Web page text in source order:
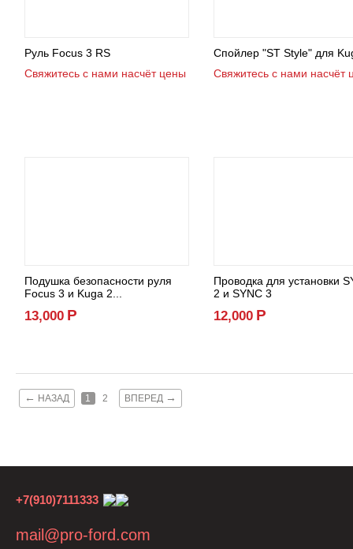
Руль Focus 3 RS
Свяжитесь с нами насчёт цены
Спойлер "ST Style" для
Свяжитесь с нами насчёт
Подушка безопасности руля
Focus 3 и Kuga 2...
13,000 Р
Проводка для установки
2 и SYNC 3
12,000 Р
← НАЗАД 1 2 ВПЕРЕД →
+7(910)7111333
mail@pro-ford.com